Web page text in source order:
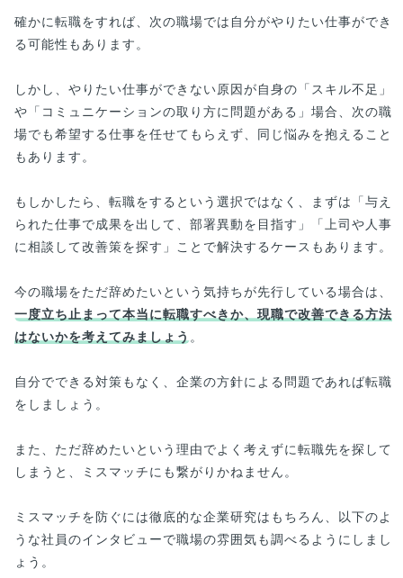
確かに転職をすれば、次の職場では自分がやりたい仕事ができ
る可能性もあります。
しかし、やりたい仕事ができない原因が自身の「スキル不足」
や「コミュニケーションの取り方に問題がある」場合、次の職
場でも希望する仕事を任せてもらえず、同じ悩みを抱えること
もあります。
もしかしたら、転職をするという選択ではなく、まずは「与え
られた仕事で成果を出して、部署異動を目指す」「上司や人事
に相談して改善策を探す」ことで解決するケースもあります。
今の職場をただ辞めたいという気持ちが先行している場合は、
一度立ち止まって本当に転職すべきか、現職で改善できる方法
はないかを考えてみましょう 。
自分でできる対策もなく、企業の方針による問題であれば転職
をしましょう。
また、ただ辞めたいという理由でよく考えずに転職先を探して
しまうと、ミスマッチにも繋がりかねません。
ミスマッチを防ぐには徹底的な企業研究はもちろん、以下のよ
うな社員のインタビューで職場の雰囲気も調べるようにしまし
ょう。